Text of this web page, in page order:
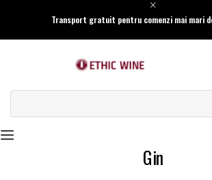
Transport gratuit pentru comenzi mai mari
Gin